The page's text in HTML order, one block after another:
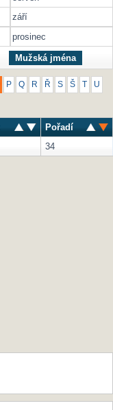
září
prosinec
Mužská jména
P Q R Ř S Š U
Pořadí
34